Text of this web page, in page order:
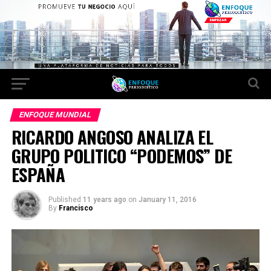
ENFOQUE MUNDIAL
RICARDO ANGOSO ANALIZA EL
GRUPO POLITICO “PODEMOS” DE
ESPAÑA
Published 11 years ago on January 11, 2016
By Francisco